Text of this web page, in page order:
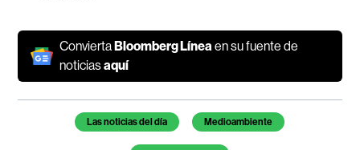
ConviertaBloomberg Líneaen su fuente de
noticiasaquí
Temas de este artículo
Las noticias del día Medioambiente